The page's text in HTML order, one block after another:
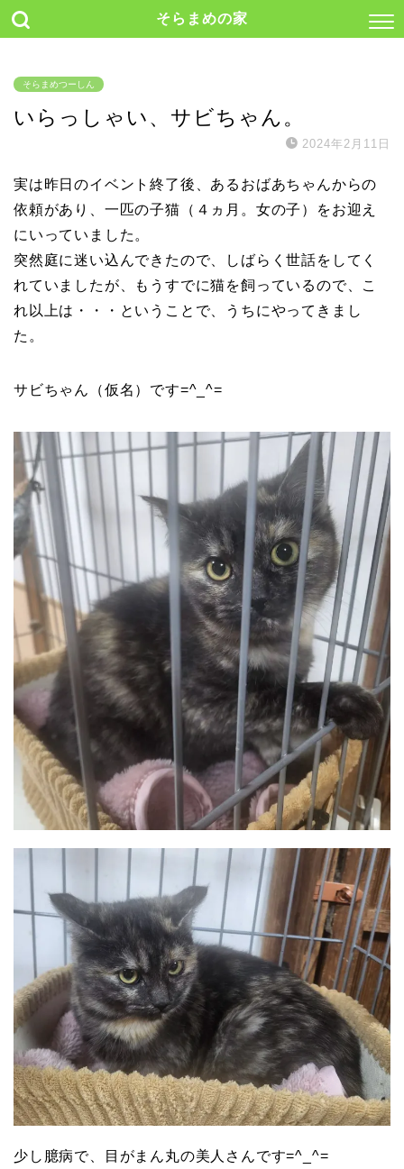
そらまめの家
そらまめつーしん
いらっしゃい、サビちゃん。
2024年2月11日
実は昨日のイベント終了後、あるおばあちゃんからの
依頼があり、一匹の子猫（４ヵ月。女の子）をお迎え
にいっていました。
突然庭に迷い込んできたので、しばらく世話をしてく
れていましたが、もうすでに猫を飼っているので、こ
れ以上は・・・ということで、うちにやってきまし
た。
サビちゃん（仮名）です=^_^=
少し臆病で、目がまん丸の美人さんです=^_^=